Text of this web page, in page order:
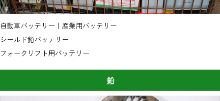
自動車バッテリー｜産業用バッテリー
シールド鉛バッテリー
フォークリフト用バッテリー
鉛